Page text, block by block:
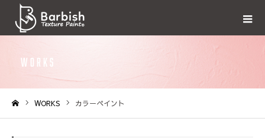
WORKS
WORKS カラーペイント